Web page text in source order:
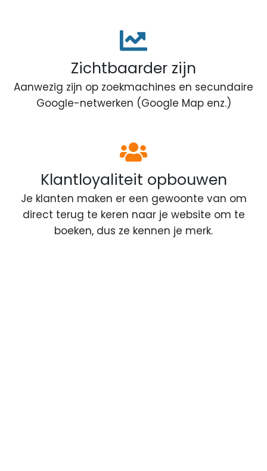
Zichtbaarder zijn
Aanwezig zijn op zoekmachines en secundaire
Google-netwerken (Google Map enz.)
Klantloyaliteit opbouwen
Je klanten maken er een gewoonte van om
direct terug te keren naar je website om te
boeken, dus ze kennen je merk.